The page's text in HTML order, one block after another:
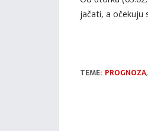
jačati, a očekuju
TEME: PROGNOZA,